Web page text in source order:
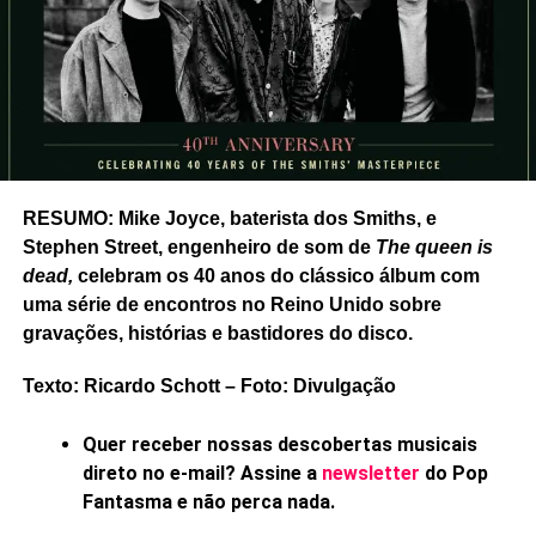
LISTA DE FAIXAS
02.Victims of the universe
03.Black hall
04.Clear smoke
Gostou do texto? Seu apoio mantém o Pop
Fantasma funcionando todo dia.Apoie aqui.
newslettere receba nossos posts direto no e-
O álbumHoobastank, lançado em 2001, apresentou
músicas como
Crawling in the dark, Running away
Remember me
, mas foi comThe reason
, de 2003, que o
grupo alcançou seu maior sucesso. Produzido por
Howard Benson, o disco chegou ao terceiro lugar da
hits do rock dos anos 2000.
RESUMO: Mike Joyce, baterista dos Smiths, e
Stephen Street, engenheiro de som de The queen is
dead, celebram os 40 anos do clássico álbum com
uma série de encontros no Reino Unido sobre
gravações, histórias e bastidores do disco.
Texto: Ricardo Schott – Foto: Divulgação
Quer receber nossas descobertas musicais
direto no e-mail? Assine a newsletter do Pop
Fantasma e não perca nada.